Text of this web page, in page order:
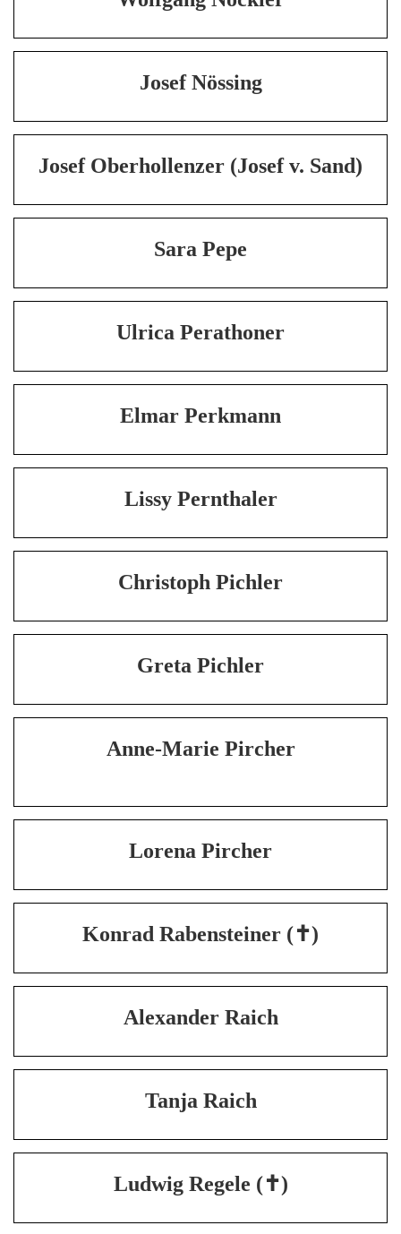
Josef Nössing
Josef Oberhollenzer (Josef v. Sand)
Sara Pepe
Ulrica Perathoner
Elmar Perkmann
Lissy Pernthaler
Christoph Pichler
Greta Pichler
Anne-Marie Pircher
Lorena Pircher
Konrad Rabensteiner (✝)
Alexander Raich
Tanja Raich
Ludwig Regele (✝)